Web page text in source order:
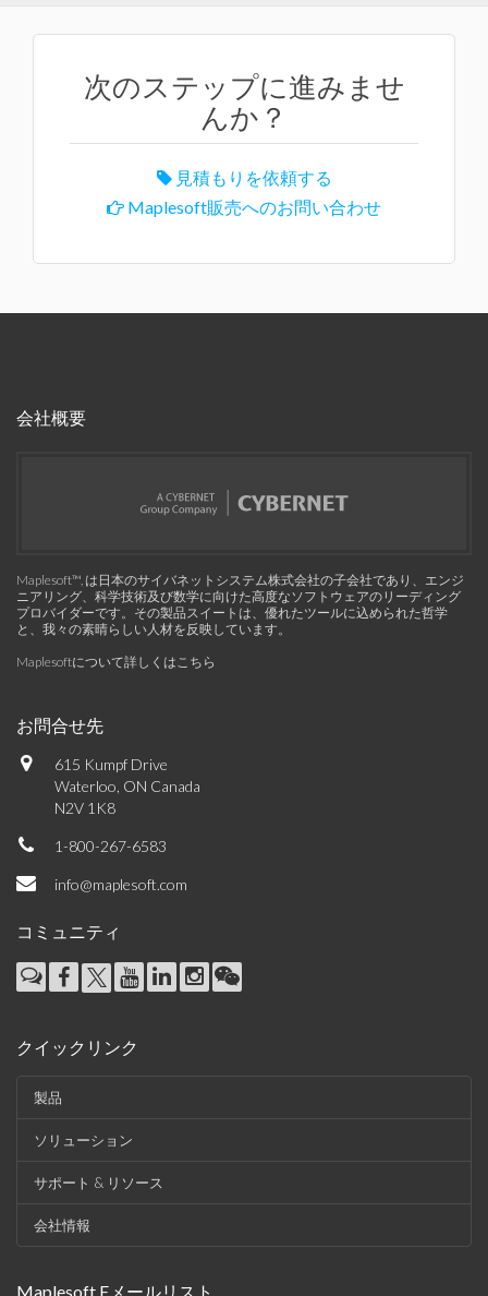
次のステップに進みませ
んか？
見積もりを依頼する
Maplesoft販売へのお問い合わせ
会社概要
Maplesoft™, は日本のサイバネットシステム株式会社の子会社であり、エンジ
ニアリング、科学技術及び数学に向けた高度なソフトウェアのリーディング
プロバイダーです。その製品スイートは、優れたツールに込められた哲学
と、我々の素晴らしい人材を反映しています。
Maplesoftについて詳しくはこちら
お問合せ先
615 Kumpf Drive
Waterloo, ON Canada
N2V 1K8
1-800-267-6583
info@maplesoft.com
コミュニティ
クイックリンク
製品
ソリューション
サポート & リソース
会社情報
Maplesoft Eメールリスト